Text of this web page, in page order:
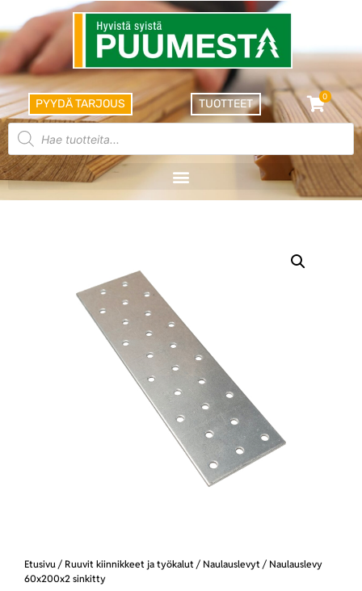
PYYDÄ TARJOUS TUOTTEET
0
Etusivu / Ruuvit kiinnikkeet ja työkalut / Naulauslevyt / Naulauslevy
60x200x2 sinkitty